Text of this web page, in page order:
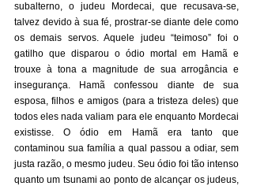
subalterno, o judeu Mordecai, que recusava-se,
talvez devido à sua fé, prostrar-se diante dele como
os demais servos. Aquele judeu “teimoso” foi o
gatilho que disparou o ódio mortal em Hamã e
trouxe à tona a magnitude de sua arrogância e
insegurança. Hamã confessou diante de sua
esposa, filhos e amigos (para a tristeza deles) que
todos eles nada valiam para ele enquanto Mordecai
existisse. O ódio em Hamã era tanto que
contaminou sua família a qual passou a odiar, sem
justa razão, o mesmo judeu. Seu ódio foi tão intenso
quanto um tsunami ao ponto de alcançar os judeus,